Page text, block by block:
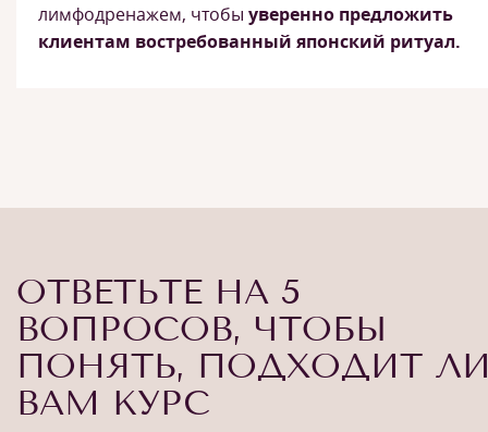
лимфодренажем, чтобы уверенно предложить
клиентам востребованный японский ритуал.
ОТВЕТЬТЕ НА 5
ВОПРОСОВ, ЧТОБЫ
ПОНЯТЬ, ПОДХОДИТ
ВАМ КУРС